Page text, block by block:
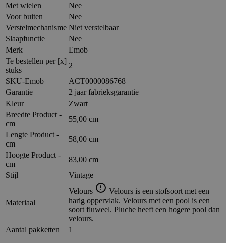
Met wielen
Nee
Voor buiten
Nee
Verstelmechanisme Niet verstelbaar
Slaapfunctie
Nee
Merk
Emob
Te bestellen per [x]
stuks
2
SKU-Emob
ACT0000086768
Garantie
2 jaar fabrieksgarantie
Kleur
Zwart
Breedte Product -
cm
55,00 cm
Lengte Product -
cm
58,00 cm
Hoogte Product -
cm
83,00 cm
Stijl
Vintage
Materiaal
Velours
Velours is een stofsoort met een
harig oppervlak. Velours met een pool is een
soort fluweel. Pluche heeft een hogere pool dan
velours.
Aantal pakketten
1